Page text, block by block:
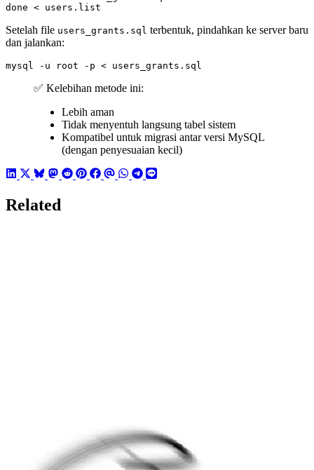
done < users.list
Setelah file users_grants.sql terbentuk, pindahkan ke server baru
dan jalankan:
mysql -u root -p < users_grants.sql
✅ Kelebihan metode ini:
Lebih aman
Tidak menyentuh langsung tabel sistem
Kompatibel untuk migrasi antar versi MySQL
(dengan penyesuaian kecil)
Related